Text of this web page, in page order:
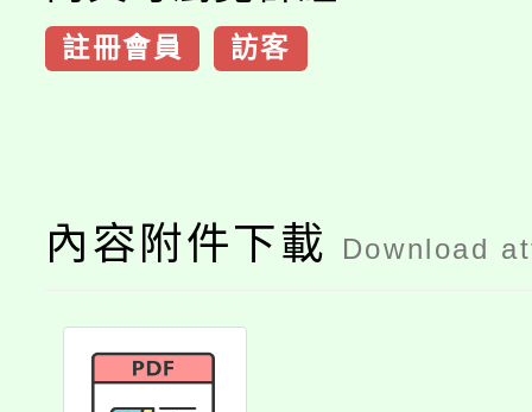
註冊會員 訪客
內容附件下載 Download